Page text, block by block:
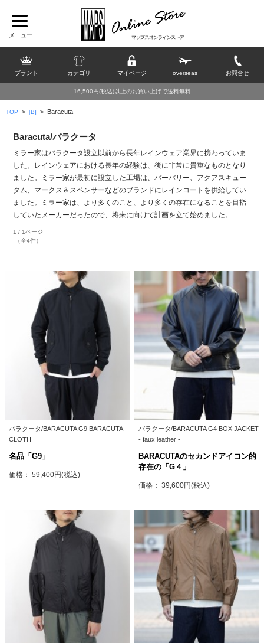
ブランド カテゴリ マイページ overseas お問合せ
16,500円(税込)以上のお買い上げで送料無料
TOP > [B] > Baracuta
Baracuta/バラクータ
ミラー家はバラクータ設立以前から長年レインウェア業界に携わっていま
した。レインウェアにおける長年の経験は、後に非常に貴重なものとなり
ました。ミラー家が最初に設立した工場は、バーバリー、アクアスキュー
タム、マークス＆スペンサーなどのブランドにレインコートを供給してい
ました。ミラー家は、より多くのこと、より多くの存在になることを目指
していたメーカーだったので、将来に向けて計画を立て始めました。
1 / 1ページ
（全4件）
バラクータ/BARACUTA G9 BARACUTA
CLOTH
名品「G9」
価格： 59,400円(税込)
バラクータ/BARACUTA G4 BOX JACKET
- faux leather -
BARACUTAのセカンドアイコン的
存在の「G４」
価格： 39,600円(税込)